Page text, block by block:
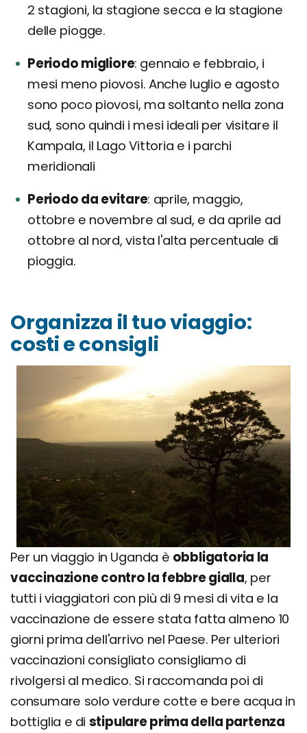
2 stagioni, la stagione secca e la stagione
delle piogge.
Periodo migliore gennaio e febbraio, i
mesi meno piovosi. Anche luglio e agosto
sono poco piovosi, ma soltanto nella zona
sud, sono quindi i mesi ideali per visitare il
Kampala, il Lago Vittoria e i parchi
meridionali
Periodo da evitare aprile, maggio,
ottobre e novembre al sud, e da aprile ad
ottobre al nord, vista l'alta percentuale di
pioggia.
Organizza il tuo viaggio:
costi e consigli
Per un viaggio in Uganda è obbligatoria la
vaccinazione contro la febbre gialla, per
tutti i viaggiatori con più di 9 mesi di vita e la
vaccinazione de essere stata fatta almeno 10
giorni prima dell'arrivo nel Paese. Per ulteriori
vaccinazioni consigliato consigliamo di
rivolgersi al medico. Si raccomanda poi di
consumare solo verdure cotte e bere acqua in
bottiglia e di stipulare prima della partenza